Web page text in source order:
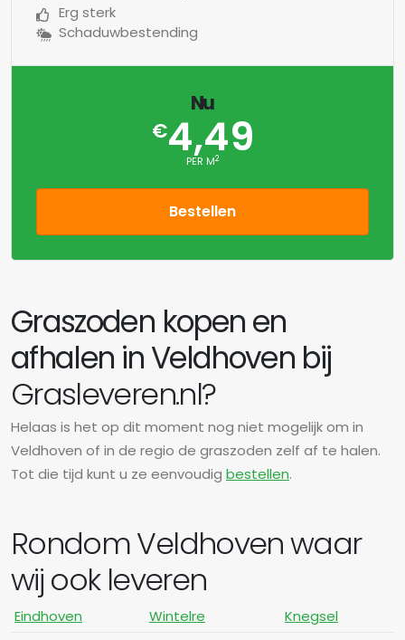
Erg sterk
Schaduwbestending
Nu
€4,49
PER M2
Bestellen
Graszoden kopen en
afhalen in Veldhoven bij
Grasleveren.nl?
Helaas is het op dit moment nog niet mogelijk om in
Veldhoven of in de regio de graszoden zelf af te halen.
Tot die tijd kunt u ze eenvoudig bestellen.
Rondom Veldhoven waar
wij ook leveren
Eindhoven Wintelre
Knegsel